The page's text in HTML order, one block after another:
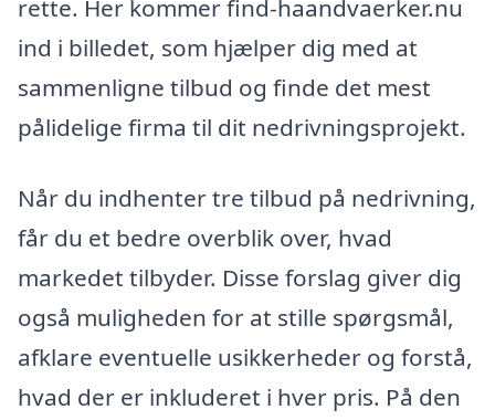
rette. Her kommer find-haandvaerker.nu
ind i billedet, som hjælper dig med at
sammenligne tilbud og finde det mest
pålidelige firma til dit nedrivningsprojekt.
Når du indhenter tre tilbud på nedrivning,
får du et bedre overblik over, hvad
markedet tilbyder. Disse forslag giver dig
også muligheden for at stille spørgsmål,
afklare eventuelle usikkerheder og forstå,
hvad der er inkluderet i hver pris. På den